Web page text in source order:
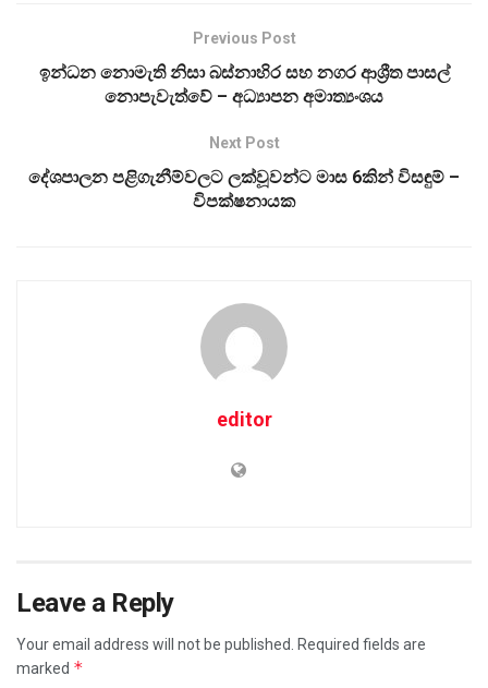
Previous Post
ඉන්ධන නොමැති නිසා බස්නාහිර සහ නගර ආශ්‍රීත පාසල්
නොපැවැත්වේ – අධ්‍යාපන අමාත්‍යංශය
Next Post
දේශපාලන පළිගැනීම්වලට ලක්වූවන්ට මාස 6කින් විසඳුම් –
විපක්ෂනායක
editor
Leave a Reply
Your email address will not be published.
Required fields are
marked *